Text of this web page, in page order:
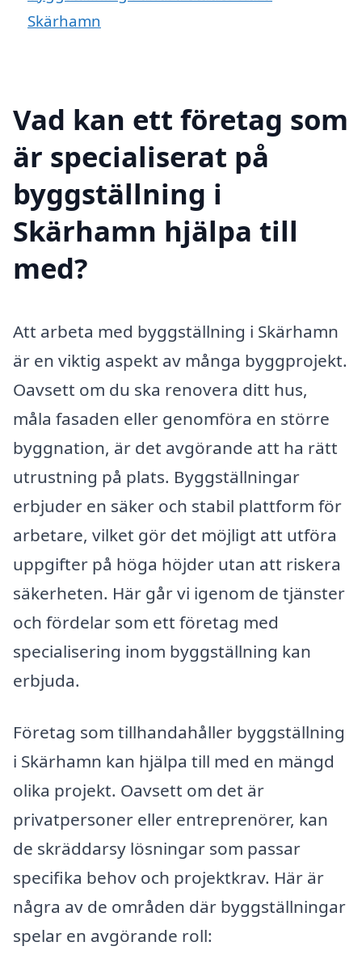
Skärhamn
Vad kan ett företag som
är specialiserat på
byggställning i
Skärhamn hjälpa till
med?
Att arbeta med byggställning i Skärhamn
är en viktig aspekt av många byggprojekt.
Oavsett om du ska renovera ditt hus,
måla fasaden eller genomföra en större
byggnation, är det avgörande att ha rätt
utrustning på plats. Byggställningar
erbjuder en säker och stabil plattform för
arbetare, vilket gör det möjligt att utföra
uppgifter på höga höjder utan att riskera
säkerheten. Här går vi igenom de tjänster
och fördelar som ett företag med
specialisering inom byggställning kan
erbjuda.
Företag som tillhandahåller byggställning
i Skärhamn kan hjälpa till med en mängd
olika projekt. Oavsett om det är
privatpersoner eller entreprenörer, kan
de skräddarsy lösningar som passar
specifika behov och projektkrav. Här är
några av de områden där byggställningar
spelar en avgörande roll: